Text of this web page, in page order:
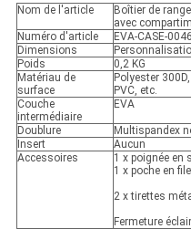
Nom de l'article
Boîtier de
avec
Numéro d'article
EVA-CASE-0046
Dimensions
Poids
0,2 KG
Matériau de
surface
Polyester
PVC, etc.
Couche
intermédiaire
EVA
Doublure
Multispandex
Insert
Aucun
Accessoires
1 x poignée en
1 x poche en
2 x tirettes
Fermeture